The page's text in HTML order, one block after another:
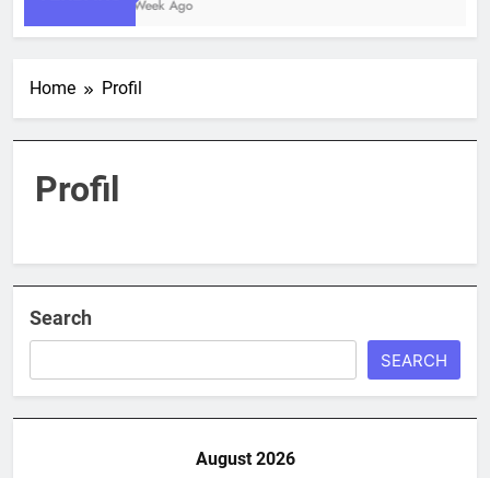
1 Week Ago
Home Profil
Profil
Search
SEARCH
August 2026